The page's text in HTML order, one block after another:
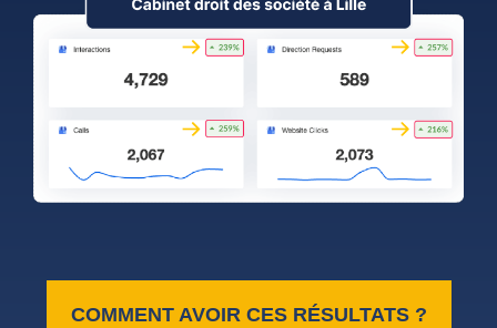
COMMENT AVOIR CES RÉSULTATS ?